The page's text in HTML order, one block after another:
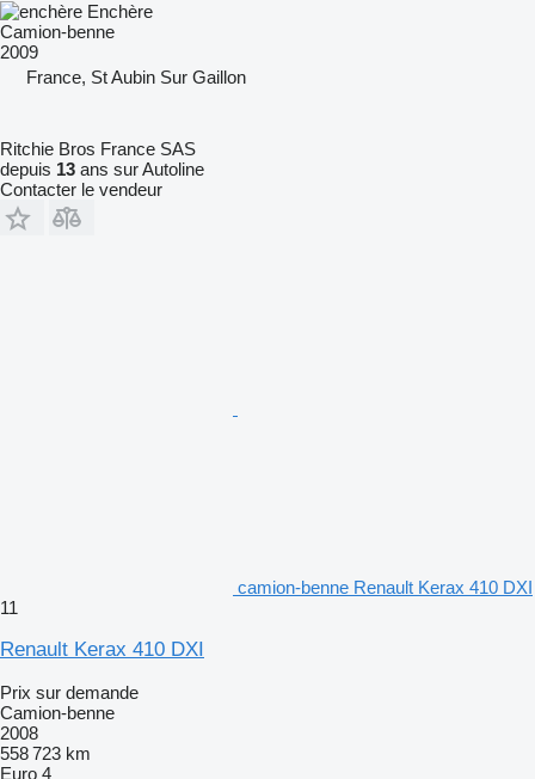
Enchère
Camion-benne
2009
France, St Aubin Sur Gaillon
Ritchie Bros France SAS
depuis 13 ans sur Autoline
Contacter le vendeur
camion-benne Renault Kerax 410 DXI
11
Renault Kerax 410 DXI
Prix sur demande
Camion-benne
2008
558 723 km
Euro 4